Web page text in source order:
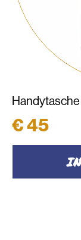
Handytasche
€45